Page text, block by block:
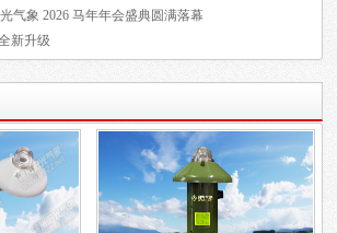
气象 2026 马年年会盛典圆满落幕
新升级